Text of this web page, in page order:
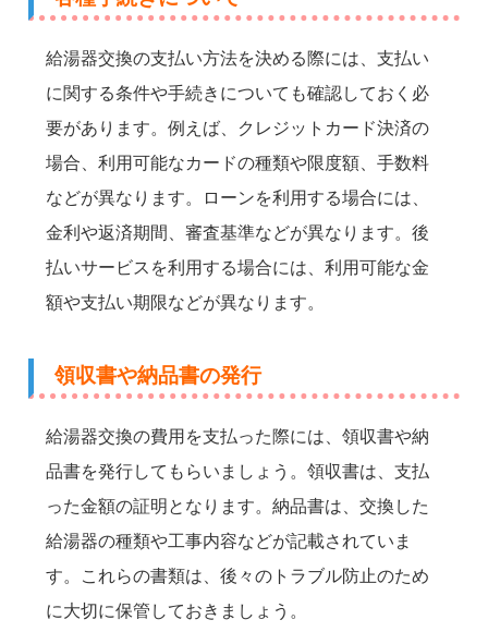
給湯器交換の支払い方法を決める際には、支払い
に関する条件や手続きについても確認しておく必
要があります。例えば、クレジットカード決済の
場合、利用可能なカードの種類や限度額、手数料
などが異なります。ローンを利用する場合には、
金利や返済期間、審査基準などが異なります。後
払いサービスを利用する場合には、利用可能な金
額や支払い期限などが異なります。
領収書や納品書の発行
給湯器交換の費用を支払った際には、領収書や納
品書を発行してもらいましょう。領収書は、支払
った金額の証明となります。納品書は、交換した
給湯器の種類や工事内容などが記載されていま
す。これらの書類は、後々のトラブル防止のため
に大切に保管しておきましょう。